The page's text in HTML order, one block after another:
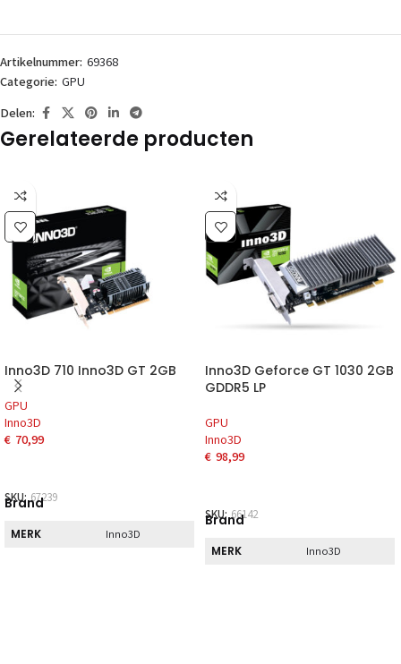
Artikelnummer: 69368
Categorie: GPU
Delen:
Gerelateerde producten
Inno3D 710 Inno3D GT 2GB
GPU
Inno3D
€ 70,99
SKU:67239
Brand
MERK Inno3D
Inno3D Geforce GT 1030 2GB
GDDR5 LP
GPU
Inno3D
€ 98,99
SKU:66142
Brand
MERK Inno3D